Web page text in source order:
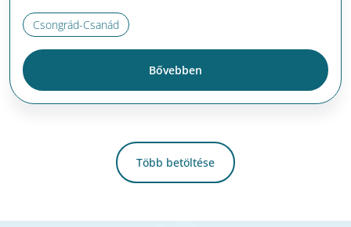
Csongrád-Csanád
Bővebben
Több betöltése